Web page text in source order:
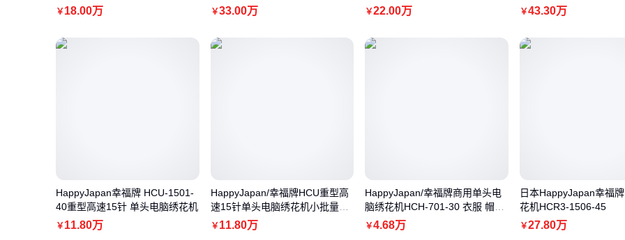
￥ 18.00万 ￥33.00万
率
￥22.00万 ￥43.30万
HappyJapan幸福牌 HCU-1501-
40重型高速15针 单头电脑绣花机
￥11.80万
HappyJapan/幸福牌HCU重型高
速15针单头电脑绣花机小批量生
产
￥11.80万
HappyJapan/幸福牌商用单头电
脑绣花机HCH-701-30 衣服 帽子
刺绣
￥4.68万
日本HappyJapan幸福
花机HCR3-1506-45
￥27.80万